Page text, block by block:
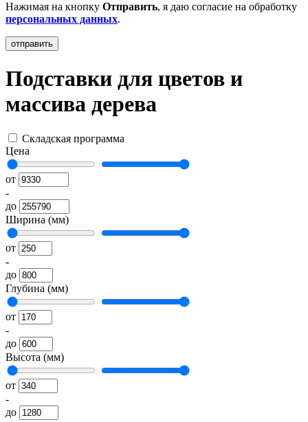
Нажимая на кнопку Отправить, я даю согласие на обработку
персональных данных.
Подставки для цветов и
массива дерева
Складская программа
Цена
от
-
до
Ширина (мм)
от
-
до
Глубина (мм)
от
-
до
Высота (мм)
от
-
до